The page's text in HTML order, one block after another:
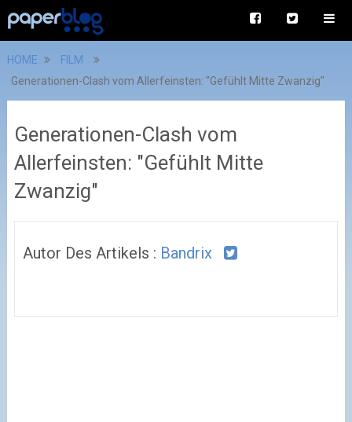
HOME
FILM
Generationen-Clash vom Allerfeinsten: "Gefühlt Mitte Zwanzig"
Generationen-Clash vom
Allerfeinsten: "Gefühlt Mitte
Zwanzig"
Autor Des Artikels : Bandrix